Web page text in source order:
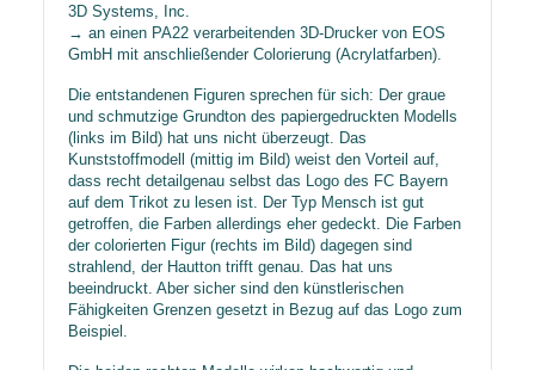
3D Systems, Inc.
→ an einen PA22 verarbeitenden 3D-Drucker von EOS
GmbH mit anschließender Colorierung (Acrylatfarben).
Die entstandenen Figuren sprechen für sich: Der graue
und schmutzige Grundton des papiergedruckten Modells
(links im Bild) hat uns nicht überzeugt. Das
Kunststoffmodell (mittig im Bild) weist den Vorteil auf,
dass recht detailgenau selbst das Logo des FC Bayern
auf dem Trikot zu lesen ist. Der Typ Mensch ist gut
getroffen, die Farben allerdings eher gedeckt. Die Farben
der colorierten Figur (rechts im Bild) dagegen sind
strahlend, der Hautton trifft genau. Das hat uns
beeindruckt. Aber sicher sind den künstlerischen
Fähigkeiten Grenzen gesetzt in Bezug auf das Logo zum
Beispiel.